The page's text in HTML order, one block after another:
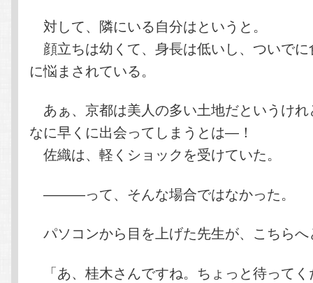
対して、隣にいる自分はというと。
顔立ちは幼くて、身長は低いし、ついで
に悩まされている。
あぁ、京都は美人の多い土地だというけ
なに早くに出会ってしまうとは―！
佐織は、軽くショックを受けていた。
―――って、そんな場合ではなかった。
パソコンから目を上げた先生が、こちら
「あ、桂木さんですね。ちょっと待って